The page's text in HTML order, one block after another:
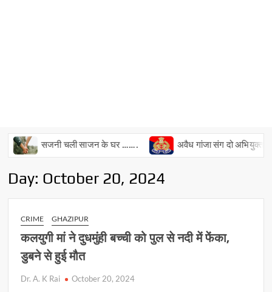
सजनी चली साजन के घर ……. अवैध गांजा संग दो अभियुक्त
Day: October 20, 2024
CRIME GHAZIPUR
कलयुगी मां ने दुधमुंही बच्ची को पुल से नदी में फेंका,
डुबने से हुई मौत
Dr. A. K Rai October 20, 2024